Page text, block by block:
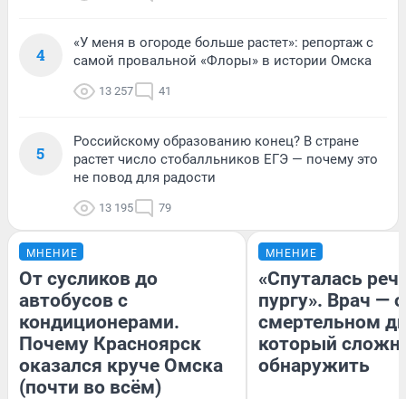
4
«У меня в огороде больше растет»: репортаж с
самой провальной «Флоры» в истории Омска
13 257 41
5
Российскому образованию конец? В стране
растет число стобалльников ЕГЭ — почему это
не повод для радости
13 195 79
МНЕНИЕ
От сусликов до
автобусов с
кондиционерами.
Почему Красноярск
оказался круче Омска
(почти во всём)
МНЕНИЕ
«Спуталась
пургу». Врач — о
смертельном
который
обнаружить